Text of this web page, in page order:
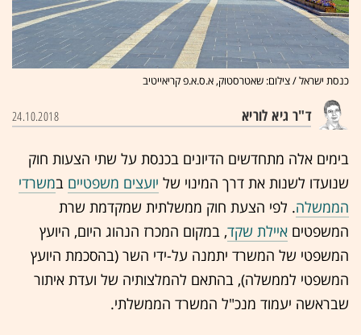
כנסת ישראל / צילום: שאטרסטוק, א.ס.א.פ קריאייטיב
ד"ר גיא לוריא 24.10.2018
בימים אלה מתחדשים הדיונים בכנסת על שתי הצעות חוק
שנועדו לשנות את דרך המינוי של יועצים משפטיים במשרדי
הממשלה. לפי הצעת חוק ממשלתית שמקדמת שרת
המשפטים איילת שקד, במקום המכרז הנהוג היום, היועץ
המשפטי של המשרד יתמנה על-ידי השר (בהסכמת היועץ
המשפטי לממשלה), בהתאם להמלצותיה של ועדת איתור
שבראשה יעמוד מנכ"ל המשרד הממשלתי.